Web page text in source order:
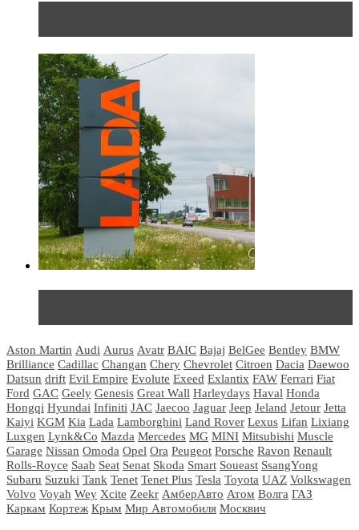
Aston Martin Audi Aurus Avatr BAIC Bajaj BelGee Bentley BMW
Brilliance Cadillac Changan Chery Chevrolet Citroen Dacia Daewoo
Datsun drift Evil Empire Evolute Exeed Exlantix FAW Ferrari Fiat
Ford GAC Geely Genesis Great Wall Harleydays Haval Honda
Hongqi Hyundai Infiniti JAC Jaecoo Jaguar Jeep Jeland Jetour Jetta
Kaiyi KGM Kia Lada Lamborghini Land Rover Lexus Lifan Lixiang
Luxgen Lynk&Co Mazda Mercedes MG MINI Mitsubishi Muscle
Garage Nissan Omoda Opel Ora Peugeot Porsche Ravon Renault
Rolls-Royce Saab Seat Senat Skoda Smart Soueast SsangYong
Subaru Suzuki Tank Tenet Tenet Plus Tesla Toyota UAZ Volkswagen
Volvo Voyah Wey Xcite Zeekr АмберАвто Атом Волга ГАЗ
Каркам Кортеж Крым Мир Автомобиля Москвич